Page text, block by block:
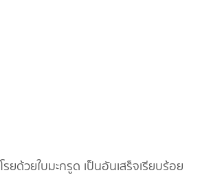
ด้วยใบมะกรูด เป็นอันเสร็จเรียบร้อย